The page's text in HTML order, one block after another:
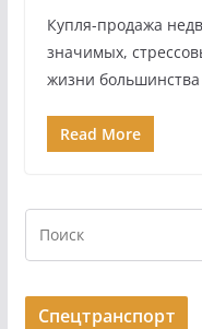
Купля-продажа
значимых,
жизни
Read More
Спецтранспорт